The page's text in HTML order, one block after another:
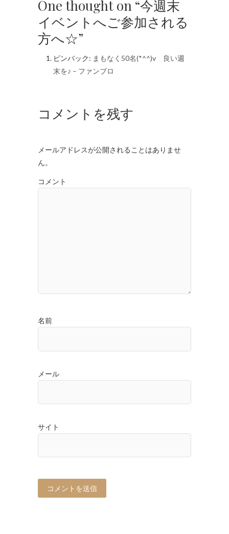
One thought on “今週末
イベントへご参加される
方へ☆”
ピンバック: まもなく50名(*^^)v 良い週
末を♪ – ファンブロ
コメントを残す
メールアドレスが公開されることはありませ
ん。
コメント
名前
メール
サイト